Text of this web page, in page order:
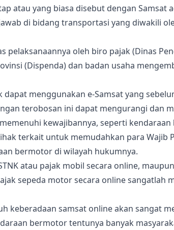
atau yang biasa disebut dengan Samsat
di bidang transportasi yang diwakili
pelaksanaannya oleh biro pajak (Dinas
(Dispenda) dan badan usaha
menggunakan e-Samsat yang
terobosan ini dapat mengurangi dan
kewajibannya, seperti kendaraan
terkait untuk memudahkan para Wajib
bermotor di wilayah hukumnya.
atau pajak mobil secara online,
sepeda motor secara online sangatlah
keberadaan samsat online akan sangat
bermotor tentunya banyak